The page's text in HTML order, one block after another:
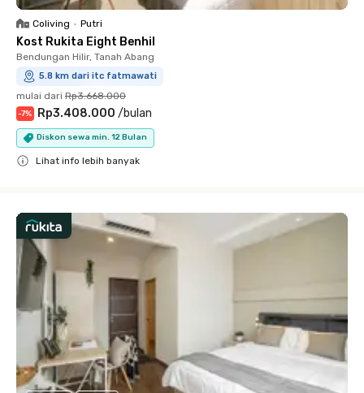
Coliving • Putri
Kost Rukita Eight Benhil
Bendungan Hilir, Tanah Abang
5.8 km dari itc fatmawati
mulai dari Rp3.668.000
-7% Rp3.408.000 /bulan
Diskon sewa min. 12 Bulan
Lihat info lebih banyak